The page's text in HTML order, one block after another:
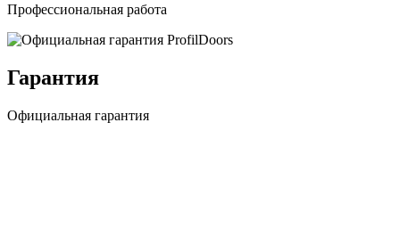
Профессиональная работа
Гарантия
Официальная гарантия